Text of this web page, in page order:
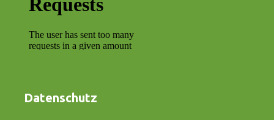
Datenschutz